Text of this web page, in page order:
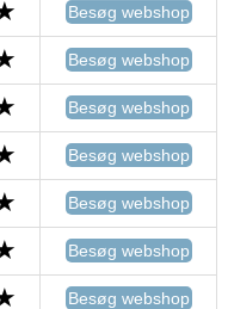
Besøg webshop
Besøg webshop
Besøg webshop
Besøg webshop
Besøg webshop
Besøg webshop
Besøg webshop